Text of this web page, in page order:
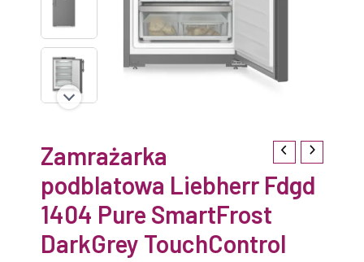
Zamrażarka
podblatowa Liebherr Fdgd
1404 Pure SmartFrost
DarkGrey TouchControl